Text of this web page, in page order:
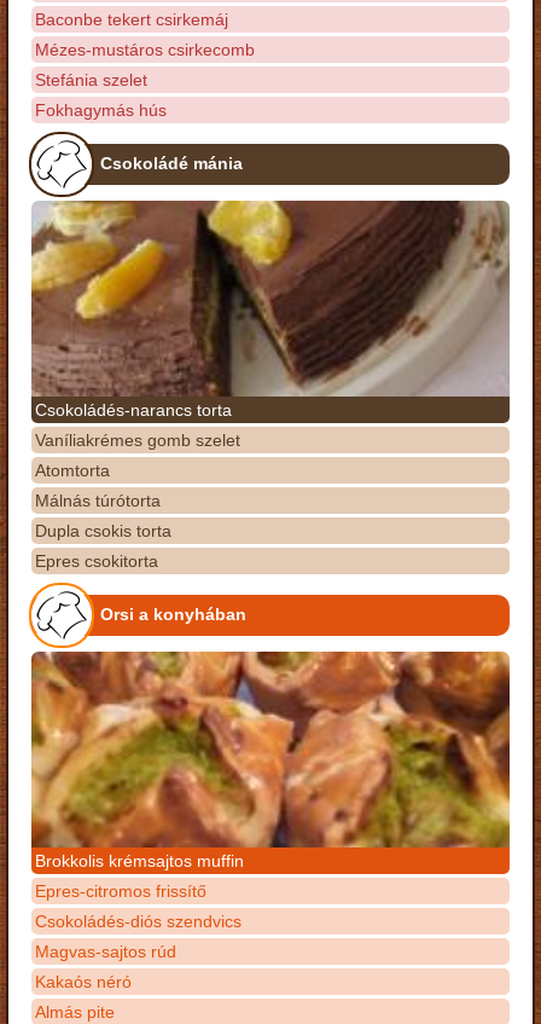
Baconbe tekert csirkemáj
Mézes-mustáros csirkecomb
Stefánia szelet
Fokhagymás hús
Csokoládé mánia
Csokoládés-narancs torta
Vaníliakrémes gomb szelet
Atomtorta
Málnás túrótorta
Dupla csokis torta
Epres csokitorta
Orsi a konyhában
Brokkolis krémsajtos muffin
Epres-citromos frissítő
Csokoládés-diós szendvics
Magvas-sajtos rúd
Kakaós néró
Almás pite